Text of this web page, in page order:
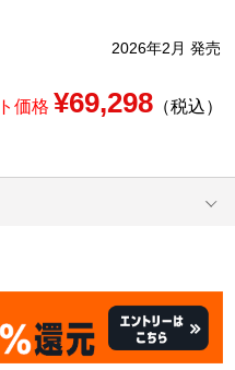
2026年2月 発売
価格 ¥69,298（税込）